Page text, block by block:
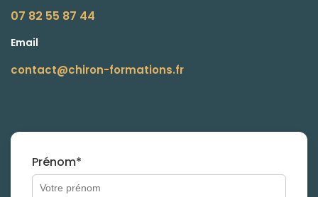
07 82 55 87 44
Email
contact@chiron-formations.fr
Prénom*